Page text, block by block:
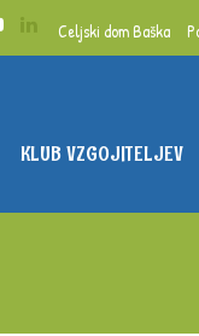
Celjski dom Baška
KLUB VZGOJITELJEV